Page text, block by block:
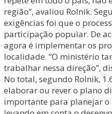
região”, avaliou Rolnik.
exigências foi que o
participação popular. De
agora é implementar os
localidade. “O ministério
trabalhar nessa direção”,
No total, segundo Rolnik,
elaborar ou rever o plano
importante para planejar o